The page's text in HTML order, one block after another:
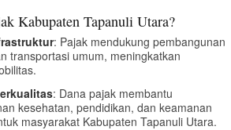
Kabupaten Tapanuli Utara?
: Pajak mendukung pembangunan
transportasi umum, meningkatkan
: Dana pajak membantu
kesehatan, pendidikan, dan keamanan
masyarakat Kabupaten Tapanuli Utara.